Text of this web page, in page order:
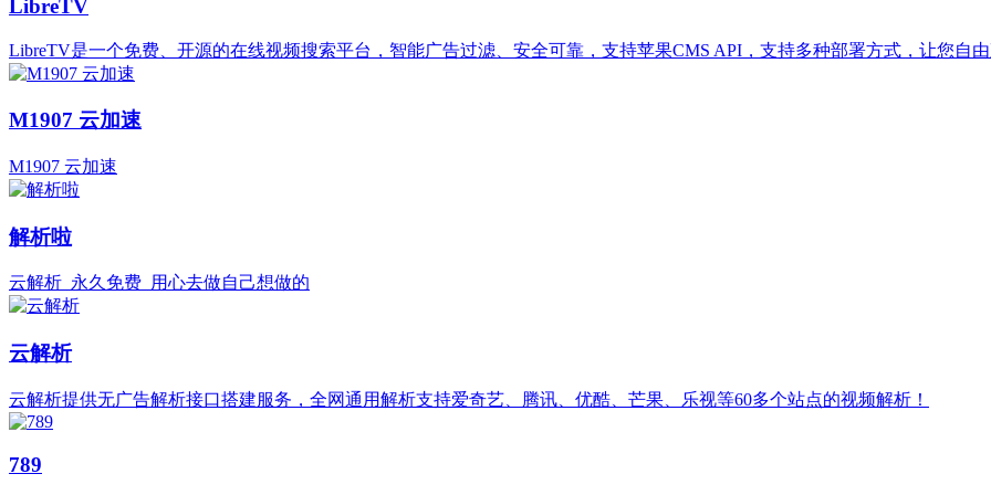
LibreTV
LibreTV是一个免费、开源的在线视频搜索平台，智能广告过滤、安全可靠，支持苹果CMS API，支持多种部署方式，让您自
M1907 云加速
M1907 云加速
解析啦
云解析_永久免费_用心去做自己想做的
云解析
云解析提供无广告解析接口搭建服务，全网通用解析支持爱奇艺、腾讯、优酷、芒果、乐视等60多个站点的视频解析！
789